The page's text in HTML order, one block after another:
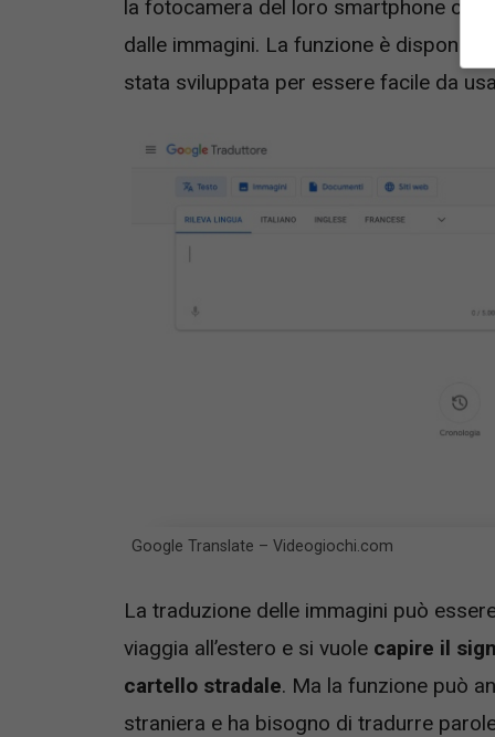
la fotocamera del loro smartphone o
dalle immagini. La funzione è
stata sviluppata per essere facile da
Google Translate – Videogiochi.com
La traduzione delle immagini può
viaggia all’estero e si vuole capire il
cartello stradale. Ma la funzione può
straniera e ha bisogno di tradurre